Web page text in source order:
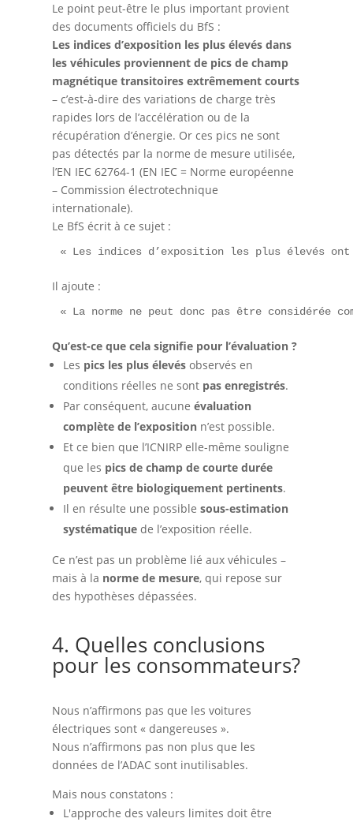
Le point peut-être le plus important provient
des documents officiels du BfS :
Les indices d’exposition les plus élevés dans
les véhicules proviennent de pics de champ
magnétique transitoires extrêmement courts
– c’est-à-dire des variations de charge très
rapides lors de l’accélération ou de la
récupération d’énergie. Or ces pics ne sont
pas détectés par la norme de mesure utilisée,
l’EN IEC 62764-1 (EN IEC = Norme européenne
– Commission électrotechnique
internationale).
Le BfS écrit à ce sujet :
« Les indices d’exposition les plus élevés ont
Il ajoute :
« La norme ne peut donc pas être considérée
Qu’est-ce que cela signifie pour l’évaluation ?
Les pics les plus élevésobservés en
conditions réelles ne sont pas enregistrés.
Par conséquent, aucune évaluation
complète de l’expositionn’est possible.
Et ce bien que l’ICNIRP elle-même souligne
que les pics de champ de courte durée
peuvent être biologiquement pertinents.
Il en résulte une possible sous-estimation
systématiquede l’exposition réelle.
Ce n’est pas un problème lié aux véhicules –
mais à la norme de mesure, qui repose sur
des hypothèses dépassées.
4. Quelles conclusions
pour les consommateurs?
Nous n’affirmons pas que les voitures
électriques sont « dangereuses ».
Nous n’affirmons pas non plus que les
données de l’ADAC sont inutilisables.
Mais nous constatons :
L'approche des valeurs limites doit être